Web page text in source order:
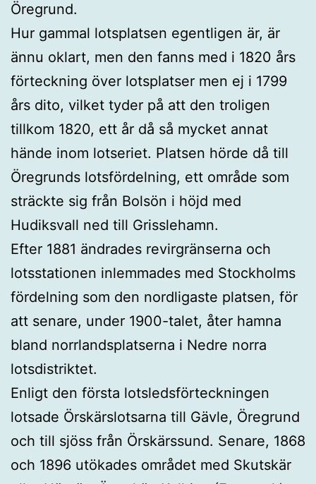
Öregrund.
Hur gammal lotsplatsen egentligen är, är
ännu oklart, men den fanns med i 1820 års
förteckning över lotsplatser men ej i 1799
års dito, vilket tyder på att den troligen
tillkom 1820, ett år då så mycket annat
hände inom lotseriet. Platsen hörde då till
Öregrunds lotsfördelning, ett område som
sträckte sig från Bolsön i höjd med
Hudiksvall ned till Grisslehamn.
Efter 1881 ändrades revirgränserna och
lotsstationen inlemmades med Stockholms
fördelning som den nordligaste platsen, för
att senare, under 1900-talet, åter hamna
bland norrlandsplatserna i Nedre norra
lotsdistriktet.
Enligt den första lotsledsförteckningen
lotsade Örskärslotsarna till Gävle, Öregrund
och till sjöss från Örskärssund. Senare, 1868
och 1896 utökades området med Skutskär